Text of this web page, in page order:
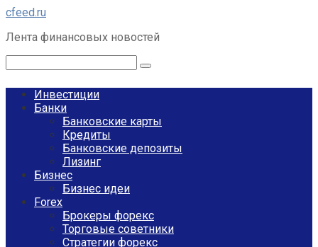
Перейти
контенту
cfeed.ru
Лента финансовых новостей
Инвестиции
Банки
Банковские карты
Кредиты
Банковские депозиты
Лизинг
Бизнес
Бизнес идеи
Forex
Брокеры форекс
Торговые советники
Стратегии форекс